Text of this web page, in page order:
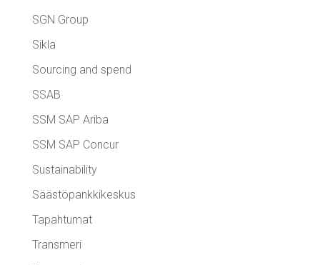
SGN Group
Sikla
Sourcing and spend
SSAB
SSM SAP Ariba
SSM SAP Concur
Sustainability
Säästöpankkikeskus
Tapahtumat
Transmeri